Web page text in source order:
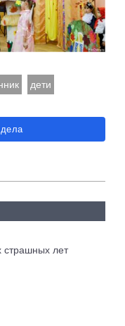
дети
страшных лет